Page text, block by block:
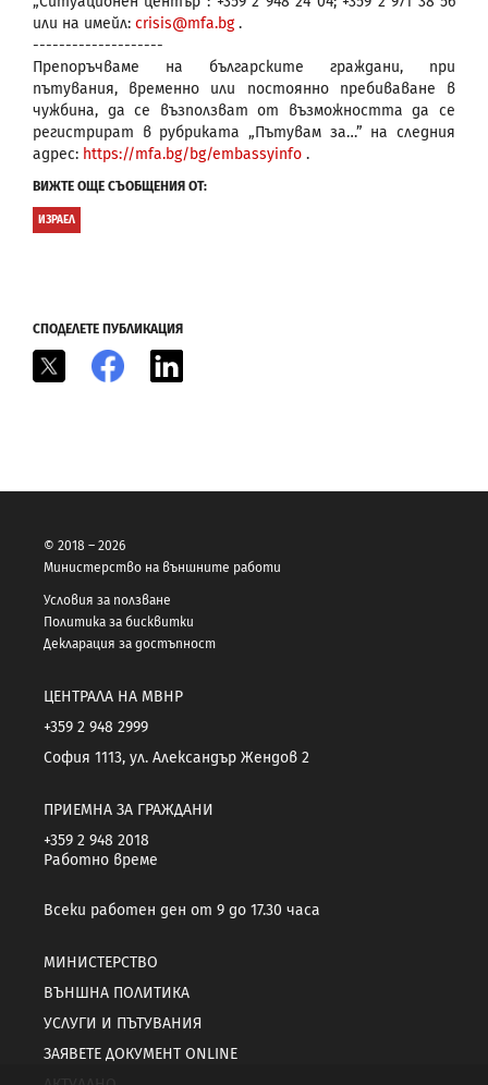
или на имейл: crisis@mfa.bg.
--------------------
Препоръчваме на българските граждани, при
пътувания, временно или постоянно пребиваване в
чужбина, да се възползват от възможността да се
регистрират в рубриката „Пътувам за…” на следния
адрес: https://mfa.bg/bg/embassyinfo .
ВИЖТЕ ОЩЕ СЪОБЩЕНИЯ ОТ:
ИЗРАЕЛ
СПОДЕЛЕТЕ ПУБЛИКАЦИЯ
Facebook
© 2018 – 2026
Министерство на външните работи
Условия за ползване
Политика за бисквитки
Декларация за достъпност
ЦЕНТРАЛА НА МВНР
+359 2 948 2999
София 1113, ул. Александър Жендов 2
ПРИЕМНА ЗА ГРАЖДАНИ
+359 2 948 2018
Работно време
Всеки работен ден от 9 до 17.30 часа
МИНИСТЕРСТВО
ВЪНШНА ПОЛИТИКА
УСЛУГИ И ПЪТУВАНИЯ
ЗАЯВЕТЕ ДОКУМЕНТ ONLINE